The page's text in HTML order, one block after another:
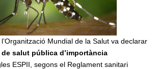
Mundial de la Salut va declarar
de salut pública d’importància
ESPII, segons el Reglament sanitari